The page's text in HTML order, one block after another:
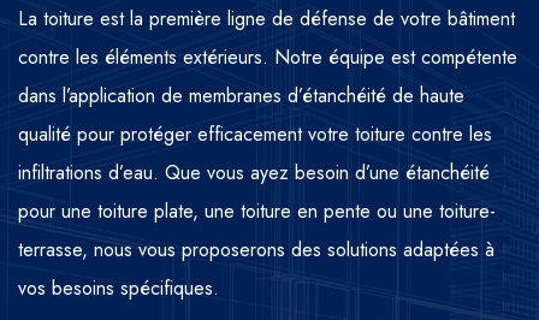
La toiture est la première ligne de défense de votre bâtiment
contre les éléments extérieurs. Notre équipe est compétente
dans l’application de membranes d’étanchéité de haute
qualité pour protéger efficacement votre toiture contre les
infiltrations d’eau. Que vous ayez besoin d’une étanchéité
pour une toiture plate, une toiture en pente ou une toiture-
terrasse, nous vous proposerons des solutions adaptées à
vos besoins spécifiques.